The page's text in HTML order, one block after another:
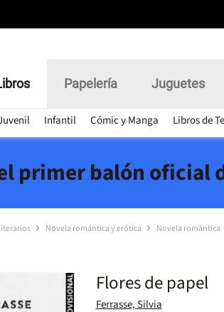
Infantil Cómic y Manga Libros de
Papelería Juguetes
primer balón oficial
Novela romántica y erótica Novela romántica
Flores de papel
Ferrasse, Silvia